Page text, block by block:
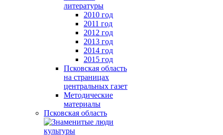
литературы
2010 год
2011 год
2012 год
2013 год
2014 год
2015 год
Псковская область
на страницах
центральных газет
Методические
материалы
Псковская область